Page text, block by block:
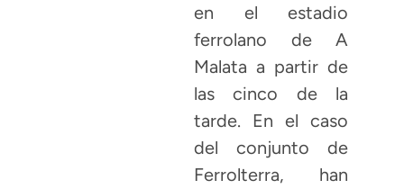
en el estadio
ferrolano de A
Malata a partir de
las cinco de la
tarde. En el caso
del conjunto de
Ferrolterra, han